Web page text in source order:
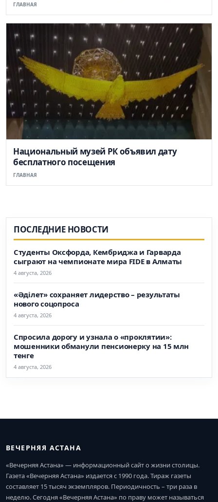
ГЛАВНАЯ
Национальный музей РК объявил дату
бесплатного посещения
ГЛАВНАЯ
ПОСЛЕДНИЕ НОВОСТИ
Студенты Оксфорда, Кембриджа и Гарварда
сыграют на чемпионате мира FIDE в Алматы
4 августа, 2026
«Әділет» сохраняет лидерство – результаты
нового соцопроса
4 августа, 2026
Спросила дорогу и узнала о «проклятии»:
мошенники обманули пенсионерку на 15 млн
тенге
4 августа, 2026
ВЕЧЕРНЯЯ АСТАНА
«Вечерняя Астана» — информационный сайт о жизни столицы.
Газета «Вечерняя Астана» издается с 1990 года. Тираж газеты
составляет 15 тысяч экземпляров. Периодичность – три раза в
неделю. Сегодня «Вечерняя Астана» по праву может называться